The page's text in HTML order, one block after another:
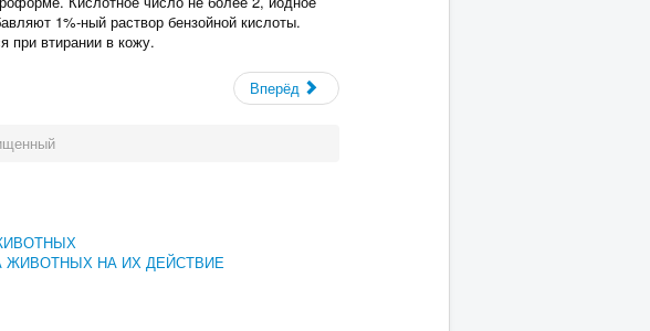
1%‑ный раствор бензойной кислоты.
при втирании в кожу.
Вперёд
НА ИХ ДЕЙСТВИЕ